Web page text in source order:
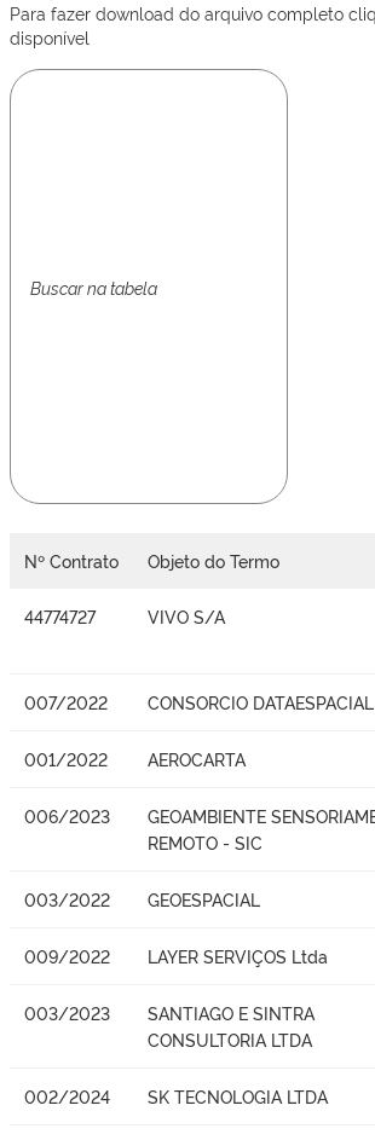
Para fazer download do arquivo completo
disponível
Nº Contrato Objeto do Termo
44774727 VIVO S/A
007/2022 CONSORCIO DATAESPACIAL
001/2022 AEROCARTA
006/2023
GEOAMBIENTE
REMOTO - SIC
003/2022 GEOESPACIAL
009/2022 LAYER SERVIÇOS Ltda
003/2023
SANTIAGO E SINTRA
CONSULTORIA LTDA
002/2024 SK TECNOLOGIA LTDA